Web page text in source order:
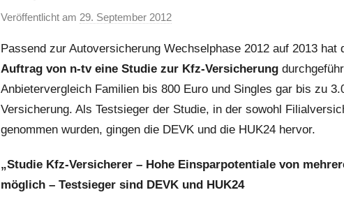
Veröffentlicht am 29. September 2012v
n
P
r
e
s
e
Passend zur Autoversicherung Wechselphase 2012 auf 2013 hat
Auftrag von n-tv eine Studie zur Kfz-Versicherung
Anbietervergleich Familien bis 800 Euro und Singles gar bis zu
Versicherung. Als Testsieger der Studie, in der sowohl
genommen wurden, gingen die DEVK und die HUK24 hervor.
„Studie Kfz-Versicherer – Hohe Einsparpotentiale von
möglich – Testsieger sind DEVK und HUK24